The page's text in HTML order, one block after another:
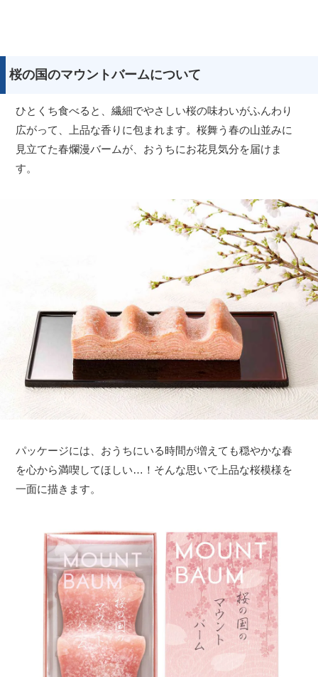
桜の国のマウントバームについて
ひとくち食べると、繊細でやさしい桜の味わいがふんわり
広がって、上品な香りに包まれます。桜舞う春の山並みに
見立てた春爛漫バームが、おうちにお花見気分を届けま
す。
パッケージには、おうちにいる時間が増えても穏やかな春
を心から満喫してほしい…！そんな思いで上品な桜模様を
一面に描きます。